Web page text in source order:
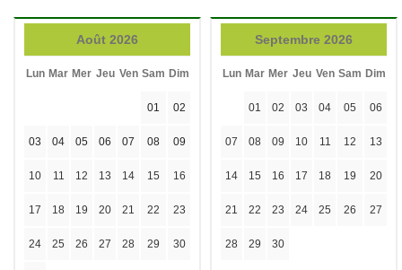
Août 2026
Lun Mar Mer Jeu Ven Sam Dim
01 02
03 04 05 06 07 08 09
10 11 12 13 14 15 16
17 18 19 20 21 22 23
24 25 26 27 28 29 30
Septembre 2026
Lun Mar Mer Jeu Ven Sam Dim
01 02 03 04 05 06
07 08 09 10 11 12 13
14 15 16 17 18 19 20
21 22 23 24 25 26 27
28 29 30